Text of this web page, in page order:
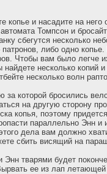
копье и насадите на
Томпсон и
сбегутся несколько
либо одно
Чтобы вам было легче
несколько
несколько волн
за которой бросились
на другую сторону
копья, поэтому
параллельно Энн
дела вам должно
сбить висящий на
тварями будет
ее из лап